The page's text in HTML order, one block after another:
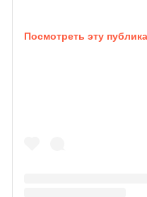
Посмотреть эту